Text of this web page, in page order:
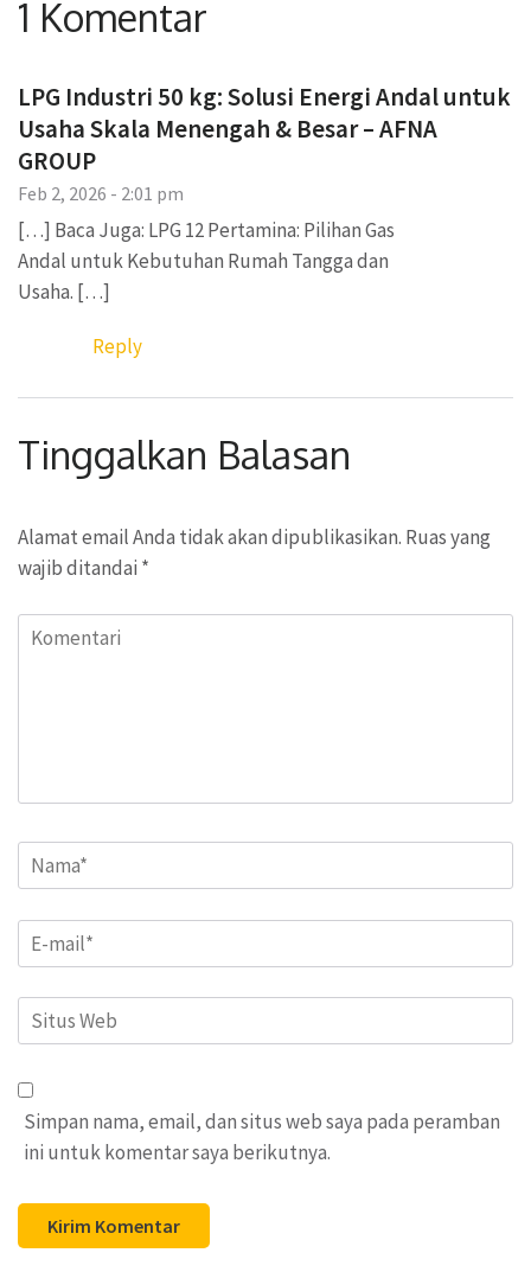
1 Komentar
LPG Industri 50 kg: Solusi Energi Andal untuk
Usaha Skala Menengah & Besar – AFNA
GROUP
Feb 2, 2026 - 2:01 pm
[…] Baca Juga: LPG 12 Pertamina: Pilihan Gas
Andal untuk Kebutuhan Rumah Tangga dan
Usaha. […]
Reply
Tinggalkan Balasan
Alamat email Anda tidak akan dipublikasikan. Ruas yang
wajib ditandai *
Komentari
Name*
Email*
Situs
Web
Simpan nama, email, dan situs web saya pada peramban
ini untuk komentar saya berikutnya.